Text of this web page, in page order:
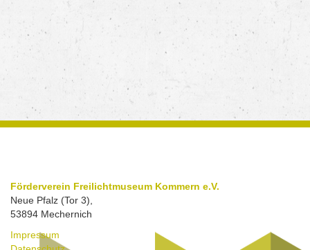
Förderverein Freilichtmuseum Kommern e.V.
Neue Pfalz (Tor 3),
53894 Mechernich
Impressum